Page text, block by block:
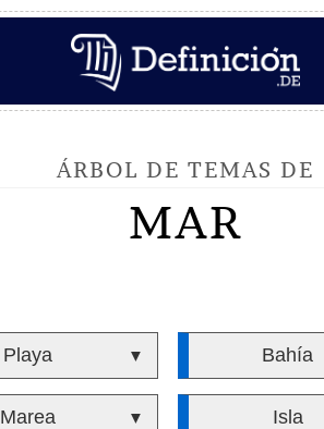
ÁRBOL DE TEMAS DE
MAR
Playa ▼ Bahía
Marea ▼ Isla